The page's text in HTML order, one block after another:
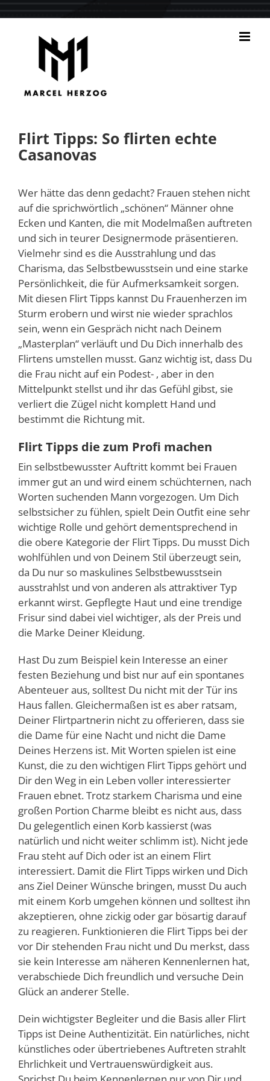
Flirt Tipps: So flirten echte
Casanovas
Wer hätte das denn gedacht? Frauen stehen nicht
auf die sprichwörtlich „schönen“ Männer ohne
Ecken und Kanten, die mit Modelmaßen auftreten
und sich in teurer Designermode präsentieren.
Vielmehr sind es die Ausstrahlung und das
Charisma, das Selbstbewusstsein und eine starke
Persönlichkeit, die für Aufmerksamkeit sorgen.
Mit diesen Flirt Tipps kannst Du Frauenherzen im
Sturm erobern und wirst nie wieder sprachlos
sein, wenn ein Gespräch nicht nach Deinem
„Masterplan“ verläuft und Du Dich innerhalb des
Flirtens umstellen musst. Ganz wichtig ist, dass Du
die Frau nicht auf ein Podest- , aber in den
Mittelpunkt stellst und ihr das Gefühl gibst, sie
verliert die Zügel nicht komplett Hand und
bestimmt die Richtung mit.
Flirt Tipps die zum Profi machen
Ein selbstbewusster Auftritt kommt bei Frauen
immer gut an und wird einem schüchternen, nach
Worten suchenden Mann vorgezogen. Um Dich
selbstsicher zu fühlen, spielt Dein Outfit eine sehr
wichtige Rolle und gehört dementsprechend in
die obere Kategorie der Flirt Tipps. Du musst Dich
wohlfühlen und von Deinem Stil überzeugt sein,
da Du nur so maskulines Selbstbewusstsein
ausstrahlst und von anderen als attraktiver Typ
erkannt wirst. Gepflegte Haut und eine trendige
Frisur sind dabei viel wichtiger, als der Preis und
die Marke Deiner Kleidung.
Hast Du zum Beispiel kein Interesse an einer
festen Beziehung und bist nur auf ein spontanes
Abenteuer aus, solltest Du nicht mit der Tür ins
Haus fallen. Gleichermaßen ist es aber ratsam,
Deiner Flirtpartnerin nicht zu offerieren, dass sie
die Dame für eine Nacht und nicht die Dame
Deines Herzens ist. Mit Worten spielen ist eine
Kunst, die zu den wichtigen Flirt Tipps gehört und
Dir den Weg in ein Leben voller interessierter
Frauen ebnet. Trotz starkem Charisma und eine
großen Portion Charme bleibt es nicht aus, dass
Du gelegentlich einen Korb kassierst (was
natürlich und nicht weiter schlimm ist). Nicht jede
Frau steht auf Dich oder ist an einem Flirt
interessiert. Damit die Flirt Tipps wirken und Dich
ans Ziel Deiner Wünsche bringen, musst Du auch
mit einem Korb umgehen können und solltest ihn
akzeptieren, ohne zickig oder gar bösartig darauf
zu reagieren. Funktionieren die Flirt Tipps bei der
vor Dir stehenden Frau nicht und Du merkst, dass
sie kein Interesse am näheren Kennenlernen hat,
verabschiede Dich freundlich und versuche Dein
Glück an anderer Stelle.
Dein wichtigster Begleiter und die Basis aller Flirt
Tipps ist Deine Authentizität. Ein natürliches, nicht
künstliches oder übertriebenes Auftreten strahlt
Ehrlichkeit und Vertrauenswürdigkeit aus.